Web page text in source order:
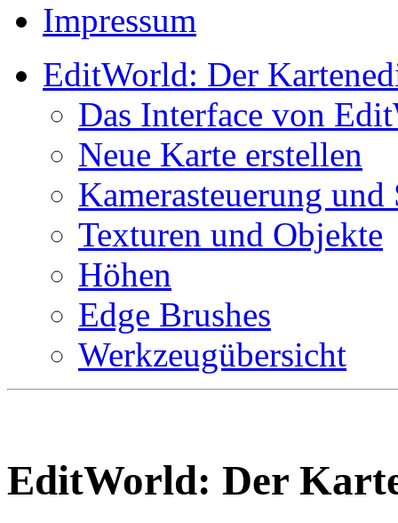
Impressum
EditWorld: Der
Das Interface von
Neue Karte erstellen
Kamerasteuerung und
Texturen und Objekte
Höhen
Edge Brushes
Werkzeugübersicht
EditWorld: Der